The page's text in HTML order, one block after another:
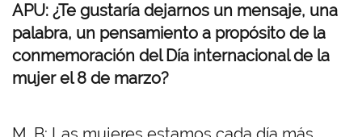
APU: ¿Te gustaría dejarnos un mensaje, una
palabra, un pensamiento a propósito de la
conmemoración del Día internacional de la
mujer el 8 de marzo?